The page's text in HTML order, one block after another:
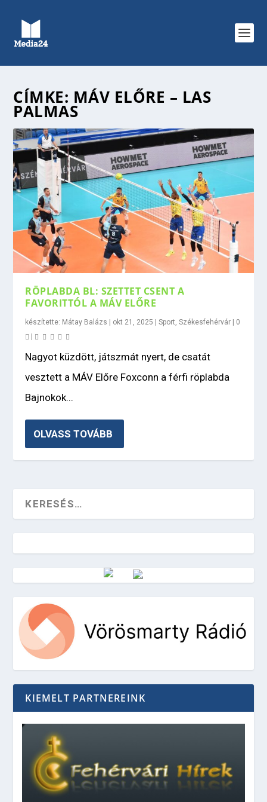
CÍMKE: MÁV ELŐRE – LAS
PALMAS
RÖPLABDA BL: SZETTET CSENT A
FAVORITTÓL A MÁV ELŐRE
készítette: Mátay Balázs | okt 21, 2025 |Sport ,Székesfehérvár | 0
|
Nagyot küzdött, játszmát nyert, de csatát
vesztett a MÁV Előre Foxconn a férfi röplabda
Bajnokok...
OLVASS TOVÁBB
Vörösmarty Rádió
KIEMELT PARTNEREINK